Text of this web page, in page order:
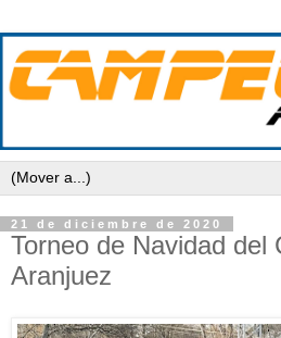
21 de diciembre de 2020
Torneo de Navidad del
Aranjuez